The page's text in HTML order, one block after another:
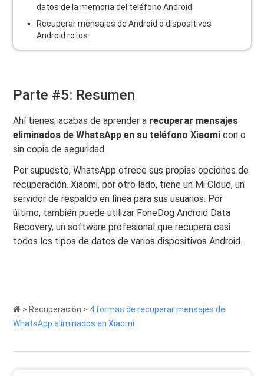
datos de la memoria del teléfono Android
Recuperar mensajes de Android o dispositivos
Android rotos
Parte #5: Resumen
Ahí tienes; acabas de aprender a recuperar mensajes
eliminados de WhatsApp en su teléfono Xiaomi con o
sin copia de seguridad.
Por supuesto, WhatsApp ofrece sus propias opciones de
recuperación. Xiaomi, por otro lado, tiene un Mi Cloud, un
servidor de respaldo en línea para sus usuarios. Por
último, también puede utilizar FoneDog Android Data
Recovery, un software profesional que recupera casi
todos los tipos de datos de varios dispositivos Android.
> Recuperación > 4 formas de recuperar mensajes de
WhatsApp eliminados en Xiaomi